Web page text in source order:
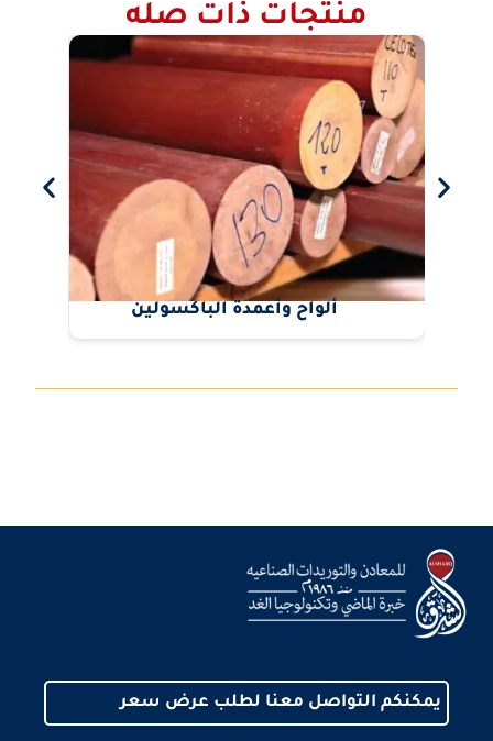
منتجات ذات صله
ألواح وأعمدة الباكسولين
يمكنكم التواصل معنا لطلب عرض سعر